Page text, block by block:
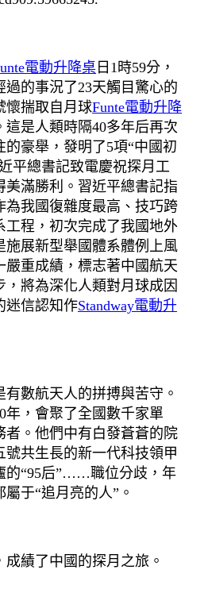
電動升降桌 日1時59分，
過的事況了23天觸目驚心的
懷揣取自月球Funte電動升降
這是人類時隔40多年后再次
豪舉，發明了5項“中國初
平總書記致電慶祝探月工
滿勝利。 習近平總書記指
為我國復雜度最高、技巧跨
工程，初次完成了我國地外
施展新型舉國體系體例上風
嚴重成績，標志著中國航天
，將為深化人類對月球成因
迷信認知作Standway電動升
數航天人的拼搏與苦守。
年，會聚了全國數千家單
者。他們中有白發蒼蒼的院
號共生長的新一代科技領甲
的“95后”……職位分歧，年
于“追月亮的人”。
績了中國的探月之旅。